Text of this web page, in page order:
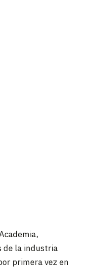
de la industria
primera vez en